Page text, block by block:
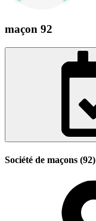
maçon 92
Société de maçons (92)